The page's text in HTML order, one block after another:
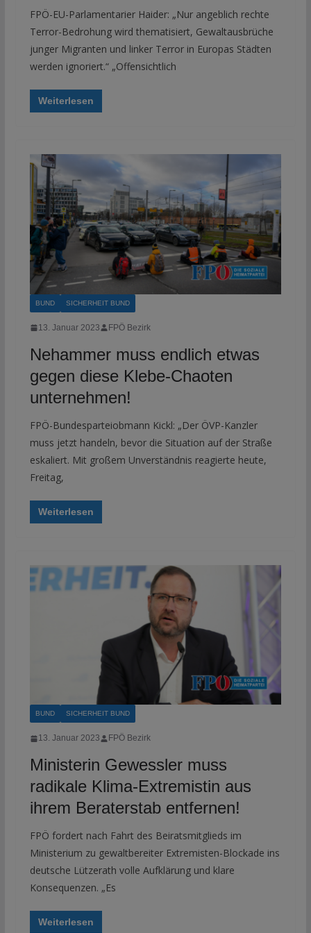
FPÖ-EU-Parlamentarier Haider: „Nur angeblich rechte
Terror-Bedrohung wird thematisiert, Gewaltausbrüche
junger Migranten und linker Terror in Europas Städten
werden ignoriert.“ „Offensichtlich
Weiterlesen
BUND SICHERHEIT BUND
13. Januar 2023 FPÖ Bezirk
Nehammer muss endlich etwas
gegen diese Klebe-Chaoten
unternehmen!
FPÖ-Bundesparteiobmann Kickl: „Der ÖVP-Kanzler
muss jetzt handeln, bevor die Situation auf der Straße
eskaliert. Mit großem Unverständnis reagierte heute,
Freitag,
Weiterlesen
BUND SICHERHEIT BUND
13. Januar 2023 FPÖ Bezirk
Ministerin Gewessler muss
radikale Klima-Extremistin aus
ihrem Beraterstab entfernen!
FPÖ fordert nach Fahrt des Beiratsmitglieds im
Ministerium zu gewaltbereiter Extremisten-Blockade ins
deutsche Lützerath volle Aufklärung und klare
Konsequenzen. „Es
Weiterlesen